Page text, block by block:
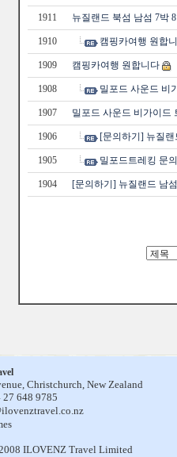
1911 뉴질랜드 북섬 남섬 7박
1910 캠핑카여행 원합
1909 캠핑카여행 원합니다
1908 밀포드 사운드 비
1907 밀포드 사운드 비가이드
1906 [문의하기] 뉴질
1905 밀포드트레킹 문의
1904 [문의하기] 뉴질랜드 남
Christchurch, New Zealand
27 648 9785
ILOVENZ Travel Limited